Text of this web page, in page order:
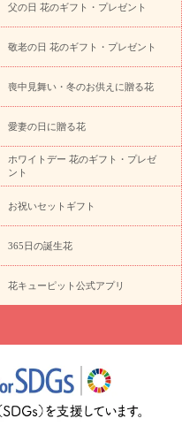
お悔やみの花
四十九日法要以
トのお供えフラワー
お盆（新
お見舞い
お取り寄せギフト
ミディ胡蝶蘭
プリザーブ
アレンジメント 花束
スタ
胡蝶蘭 胡蝶蘭・花鉢
お供え
世界初の青色胡蝶蘭
物
プリザーブドフラワー
トギフト
セミオーダー
花とみどりのeギフト
ク イエローオレンジ
レッ
コキキョウ
い・4000円～
お祝い・
い・ 10000円～
お供え・お
お祝いを贈るときのマナー・
ム一覧
誕生日のお花を「色
算相場
出産祝いお役立ち情
父の日 花のギフト・プレゼント
敬老の日 花のギフト・プレゼント
喪中見舞い・冬のお供えに贈る花
愛妻の日に贈る花
ホワイトデー 花のギフト・プレゼ
ント
お祝いセットギフト
365日の誕生花
花キューピット公式アプリ